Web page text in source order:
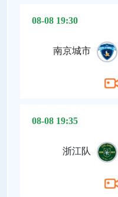
08-08 19:30
南京城市
08-08 19:35
浙江队